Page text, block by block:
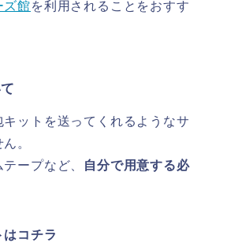
ズ館を利用されることをおすす
ットを送ってくれるようなサ
。
ープなど、
自分で用意する必
コチラ